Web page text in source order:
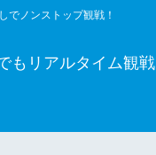
でノンストップ観戦！
もリアルタイム観戦